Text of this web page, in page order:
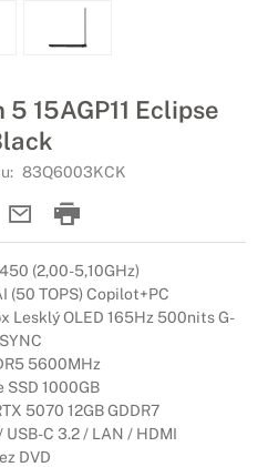
5 15AGP11 Eclipse
83Q6003KCK
(2,00-5,10GHz)
(50 TOPS) Copilot+PC
Lesklý OLED 165Hz 500nits G-
SYNC
5600MHz
SSD 1000GB
5070 12GB GDDR7
USB-C 3.2 / LAN / HDMI
DVD